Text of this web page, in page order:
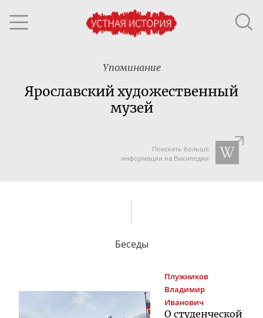
Упоминание
Ярославский художественный
музей
Поискать больше
информации на Википедии
Беседы
Плужников
Владимир
Иванович
О студенческой